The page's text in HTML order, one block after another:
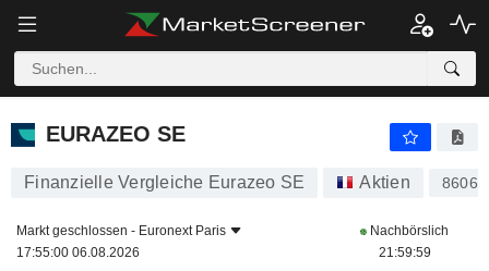
EURAZEO SE
EURAZEO SE
Finanzielle Vergleiche Eurazeo SE Aktien
Markt geschlossen - Euronext Paris
17:55:00 06.08.2026
Nachbörslich
21:59:59